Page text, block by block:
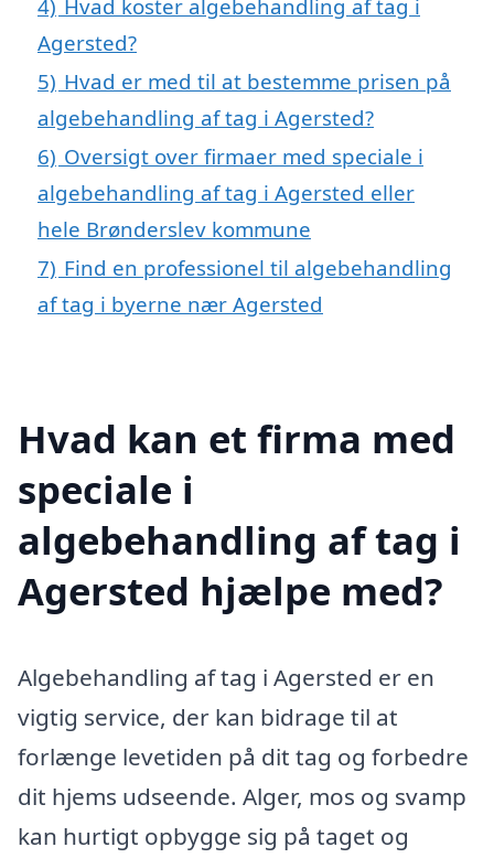
4) Hvad koster algebehandling af tag i
Agersted?
5) Hvad er med til at bestemme prisen på
algebehandling af tag i Agersted?
6) Oversigt over firmaer med speciale i
algebehandling af tag i Agersted eller
hele Brønderslev kommune
7) Find en professionel til algebehandling
af tag i byerne nær Agersted
Hvad kan et firma med
speciale i
algebehandling af tag i
Agersted hjælpe med?
Algebehandling af tag i Agersted er en
vigtig service, der kan bidrage til at
forlænge levetiden på dit tag og forbedre
dit hjems udseende. Alger, mos og svamp
kan hurtigt opbygge sig på taget og